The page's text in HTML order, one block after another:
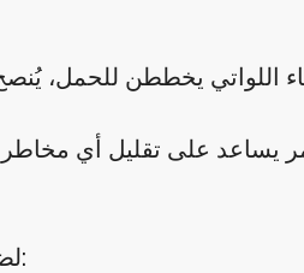
اللواتي يخططن للحمل،
لضمان حمل صحي وآمن، يمكن اتباع مجموعة من النصائح المهمة، مثل: